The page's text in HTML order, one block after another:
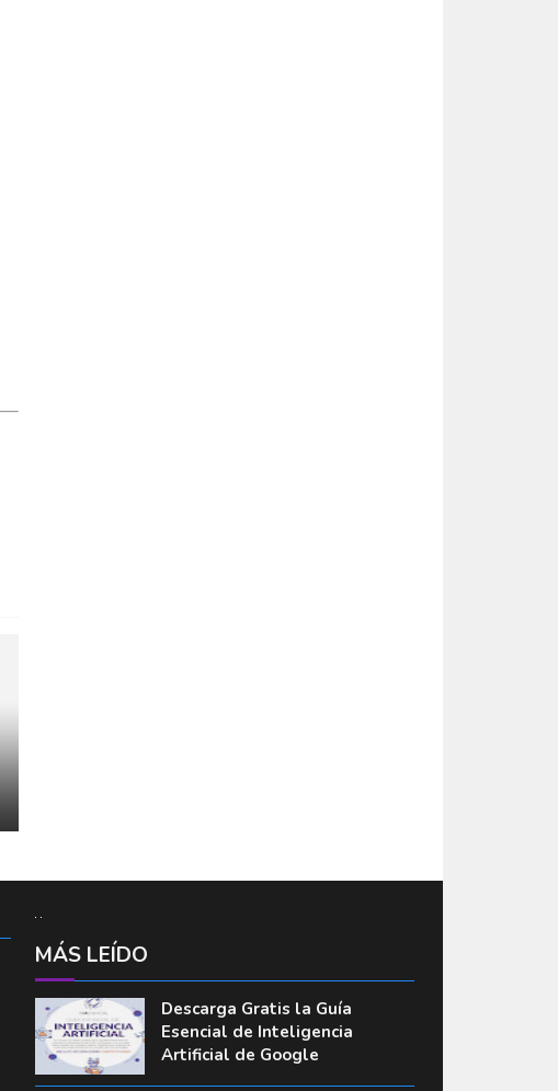
MÁS LEÍDO
Descarga Gratis la Guía
Esencial de Inteligencia
Artificial de Google